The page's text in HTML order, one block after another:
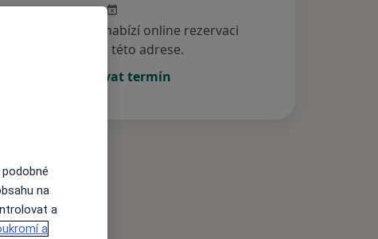
specialista nenabízí online rezervaci
termínu na této adrese.
Rezervovat termín
na
a
a